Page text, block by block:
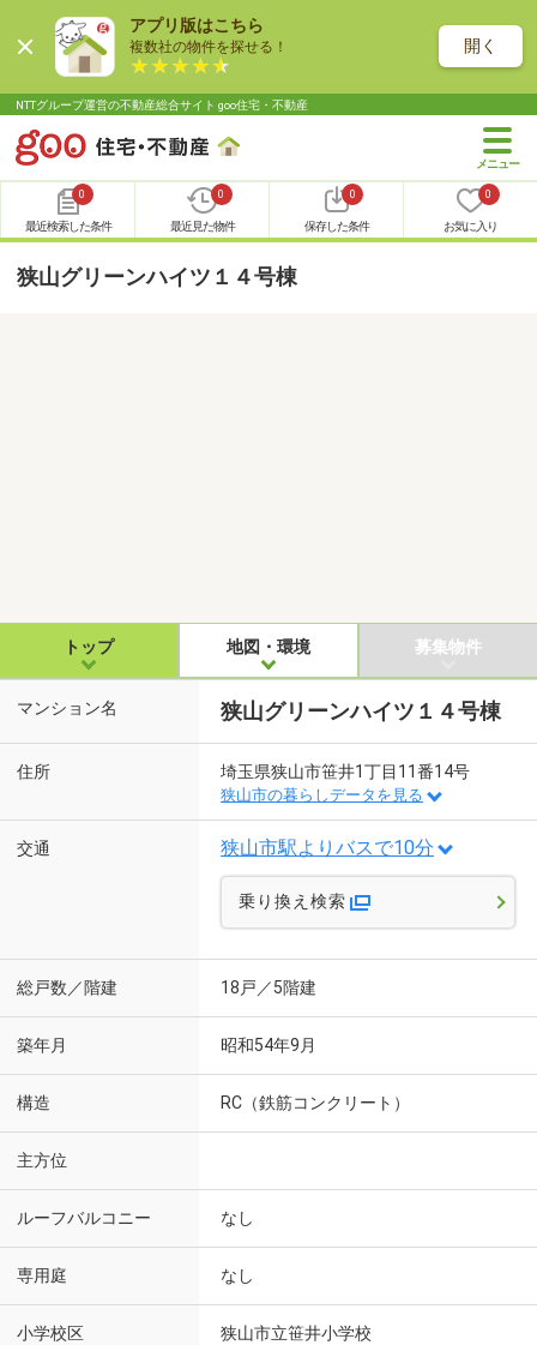
アプリ版はこちら
複数社の物件を探せる！ 開く
NTTグループ運営の不動産総合サイト goo住宅・不動産
0
最近検索した条件
0
最近見た物件
0
保存した条件
0
お気に入り
狭山グリーンハイツ１４号棟
トップ 地図・環境 募集物件
マンション名 狭山グリーンハイツ１４号棟
住所 埼玉県狭山市笹井1丁目11番14号
狭山市の暮らしデータを見る
交通 狭山市駅よりバスで10分
乗り換え検索
総戸数／階建 18戸／5階建
築年月 昭和54年9月
構造 RC（鉄筋コンクリート）
主方位
ルーフバルコニー なし
専用庭 なし
小学校区 狭山市立笹井小学校